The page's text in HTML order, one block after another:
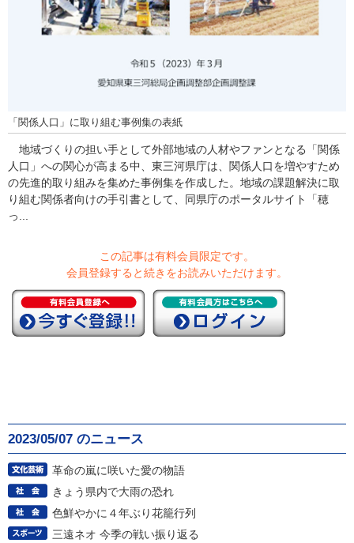
「関係人口」に取り組む事例集の表紙
地域づくりの担い手として外部地域の人材やファンとなる「関係
人口」への関心が高まる中、東三河県庁は、関係人口を増やすため
の先進的取り組みを集めた事例集を作成した。地域の課題解決に取
り組む関係者向けの手引書として、同県庁のポータルサイト「穂
っ...
この記事は有料会員限定です。
会員登録すると続きをお読みいただけます。
2023/05/07 のニュース
革命の嵐に咲いた愛の物語
きょう県内で大雨の恐れ
色鮮やかに４年ぶり花籠行列
三遠ネオ 今季の戦い振り返る